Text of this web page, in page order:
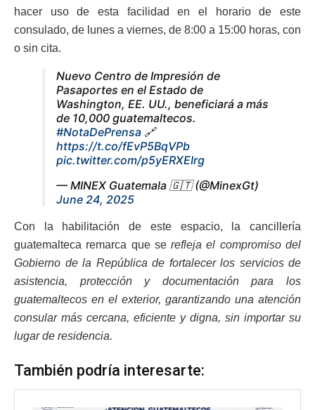
hacer uso de esta facilidad en el horario de este
consulado, de lunes a viernes, de 8:00 a 15:00 horas, con
o sin cita.
Nuevo Centro de Impresión de
Pasaportes en el Estado de
Washington, EE. UU., beneficiará a más
de 10,000 guatemaltecos.
#NotaDePrensa 🔗
https://t.co/fEvP5BqVPb
pic.twitter.com/p5yERXEIrg
— MINEX Guatemala 🇬🇹 (@MinexGt)
June 24, 2025
Con la habilitación de este espacio, la cancillería
guatemalteca remarca que serefleja el compromiso del
Gobierno de la República de fortalecer los servicios de
asistencia, protección y documentación para los
guatemaltecos en el exterior, garantizando una atención
consular más cercana, eficiente y digna, sin importar su
lugar de residencia.
También podría interesarte: